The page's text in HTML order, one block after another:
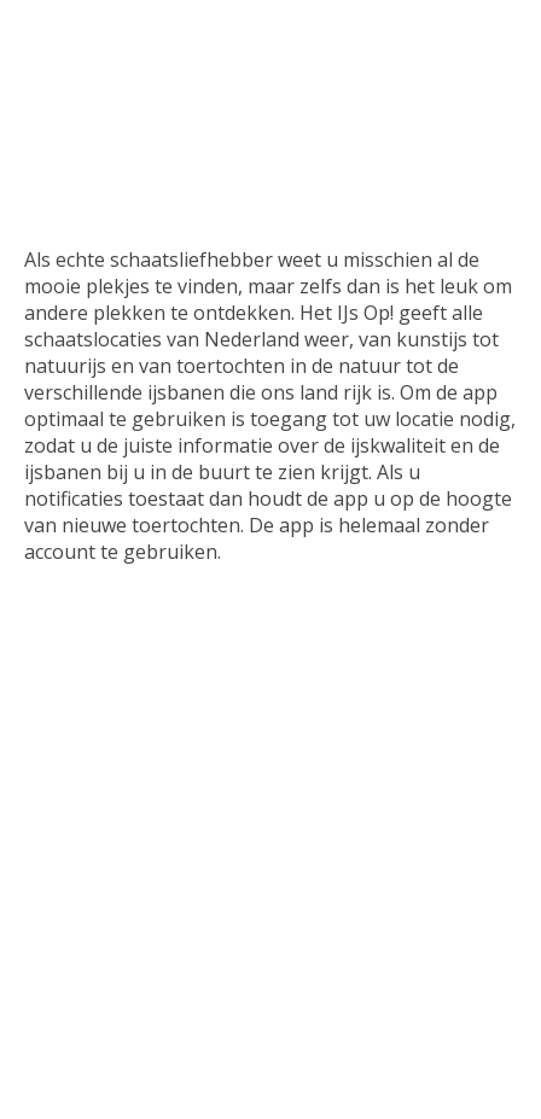
Als echte schaatsliefhebber weet u misschien al de
mooie plekjes te vinden, maar zelfs dan is het leuk om
andere plekken te ontdekken. Het IJs Op! geeft alle
schaatslocaties van Nederland weer, van kunstijs tot
natuurijs en van toertochten in de natuur tot de
verschillende ijsbanen die ons land rijk is. Om de app
optimaal te gebruiken is toegang tot uw locatie nodig,
zodat u de juiste informatie over de ijskwaliteit en de
ijsbanen bij u in de buurt te zien krijgt. Als u
notificaties toestaat dan houdt de app u op de hoogte
van nieuwe toertochten. De app is helemaal zonder
account te gebruiken.